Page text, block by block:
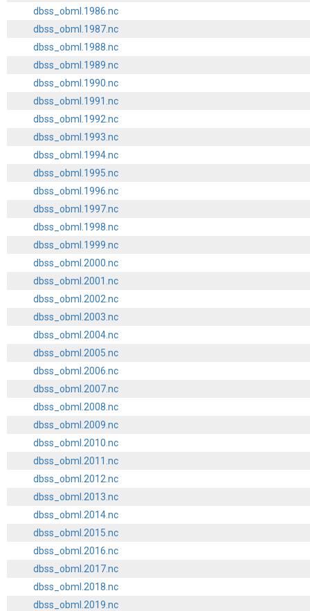
dbss_obml.1986.nc
dbss_obml.1987.nc
dbss_obml.1988.nc
dbss_obml.1989.nc
dbss_obml.1990.nc
dbss_obml.1991.nc
dbss_obml.1992.nc
dbss_obml.1993.nc
dbss_obml.1994.nc
dbss_obml.1995.nc
dbss_obml.1996.nc
dbss_obml.1997.nc
dbss_obml.1998.nc
dbss_obml.1999.nc
dbss_obml.2000.nc
dbss_obml.2001.nc
dbss_obml.2002.nc
dbss_obml.2003.nc
dbss_obml.2004.nc
dbss_obml.2005.nc
dbss_obml.2006.nc
dbss_obml.2007.nc
dbss_obml.2008.nc
dbss_obml.2009.nc
dbss_obml.2010.nc
dbss_obml.2011.nc
dbss_obml.2012.nc
dbss_obml.2013.nc
dbss_obml.2014.nc
dbss_obml.2015.nc
dbss_obml.2016.nc
dbss_obml.2017.nc
dbss_obml.2018.nc
dbss_obml.2019.nc